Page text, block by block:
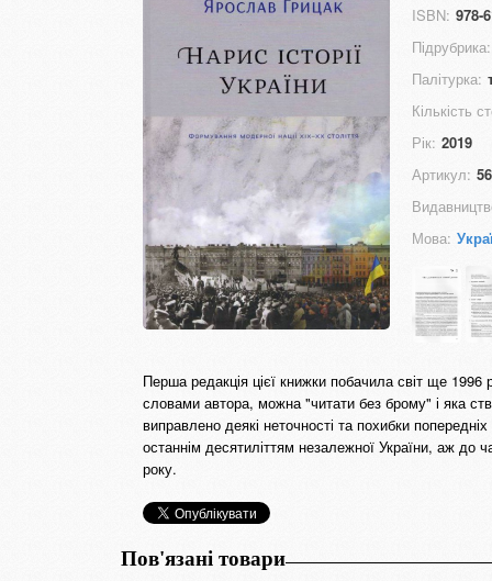
ISBN: 978-
Підрубрика:
Палітурка:
Кількість
Рік: 2019
Артикул:
Мова:
Перша редакція цієї книжки побачила світ ще
словами автора, можна "читати без брому" і яка
виправлено деякі неточності та похибки
останнім десятиліттям незалежної України, аж до
року.
Пов'язані товари